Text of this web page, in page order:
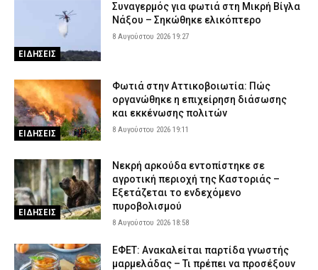
ΕΙΔΗΣΕΙΣ
Συναγερμός για φωτιά στη Μικρή Βίγλα
Νάξου – Σηκώθηκε ελικόπτερο
8 Αυγούστου 2026 19:27
ΕΙΔΗΣΕΙΣ
Φωτιά στην Αττικοβοιωτία: Πώς
οργανώθηκε η επιχείρηση διάσωσης
και εκκένωσης πολιτών
8 Αυγούστου 2026 19:11
ΕΙΔΗΣΕΙΣ
Νεκρή αρκούδα εντοπίστηκε σε
αγροτική περιοχή της Καστοριάς –
Εξετάζεται το ενδεχόμενο
πυροβολισμού
8 Αυγούστου 2026 18:58
ΕΦΕΤ: Ανακαλείται παρτίδα γνωστής
μαρμελάδας – Τι πρέπει να προσέξουν